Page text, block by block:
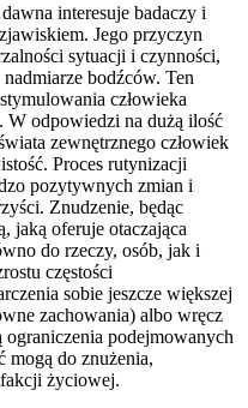
interesuje badaczy i
Jego przyczyn
sytuacji i czynności,
bodźców. Ten
człowieka
W odpowiedzi na dużą ilość
zewnętrznego człowiek
Proces rutynizacji
pozytywnych zmian i
Znudzenie, będąc
jaką oferuje otaczająca
do rzeczy, osób, jak i
częstości
sobie jeszcze większej
zachowania) albo wręcz
podejmowanych
mogą do znużenia,
życiowej.